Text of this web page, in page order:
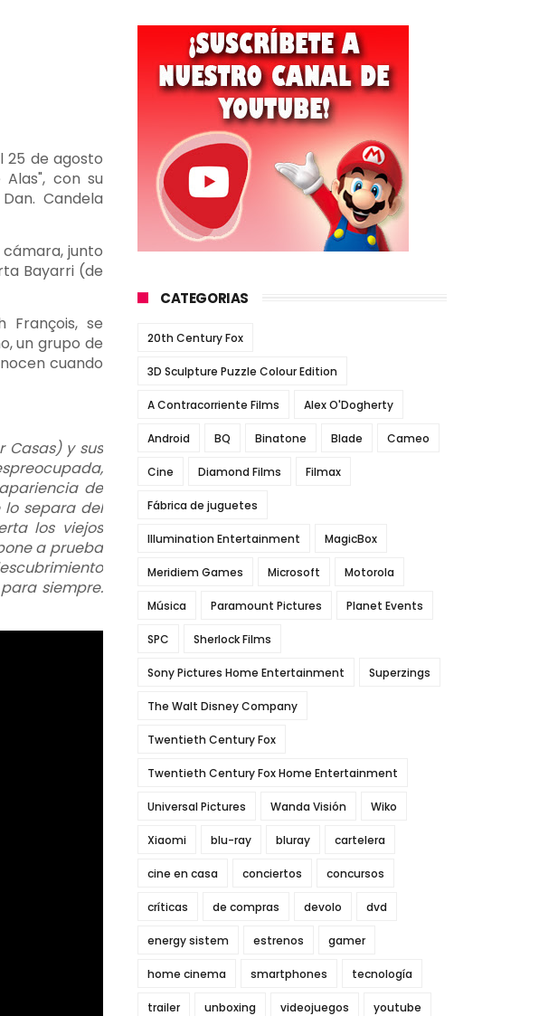
25 de agosto
con su
Candela
junto
Bayarri (de
François, se
un grupo de
cuando
Casas) y sus
de
lo separa del
los viejos
a prueba
siempre.
CATEGORIAS
20th Century Fox
3D Sculpture Puzzle Colour Edition
A Contracorriente Films Alex O'Dogherty
Android BQ Binatone Blade Cameo
Cine Diamond Films Filmax
Fábrica de juguetes
Illumination Entertainment MagicBox
Meridiem Games Microsoft Motorola
Música Paramount Pictures Planet Events
SPC Sherlock Films
Sony Pictures Home Entertainment Superzings
The Walt Disney Company
Twentieth Century Fox
Twentieth Century Fox Home Entertainment
Universal Pictures Wanda Visión Wiko
Xiaomi blu-ray bluray cartelera
cine en casa conciertos concursos
críticas de compras devolo dvd
energy sistem estrenos gamer
home cinema smartphones tecnología
trailer unboxing videojuegos youtube